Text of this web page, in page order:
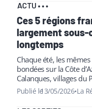
ACTU•••
Ces 5 régions
largement
longtemps
Chaque été, les
bondées sur la Côte
Calanques, villages du
de juillet. Pourtant,
Publié le13/05/2026•La